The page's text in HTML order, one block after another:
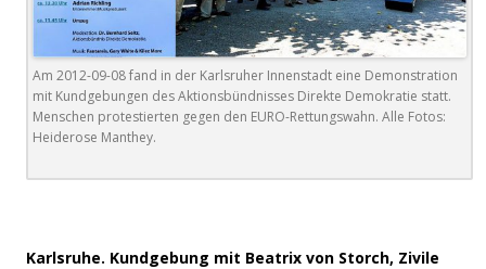
Am 2012-09-08 fand in der Karlsruher Innenstadt eine Demonstration
mit Kundgebungen des Aktionsbündnisses Direkte Demokratie statt.
Menschen protestierten gegen den EURO-Rettungswahn. Alle Fotos:
Heiderose Manthey.
Karlsruhe. Kundgebung mit Beatrix von Storch, Zivile